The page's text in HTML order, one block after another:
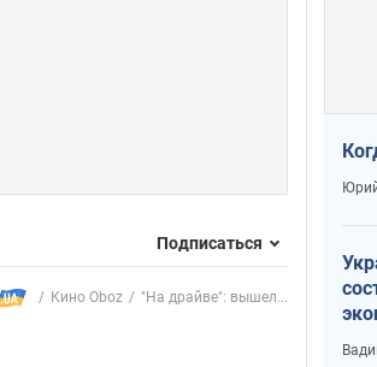
Подписаться
Кино Oboz "На драйве": вышел...